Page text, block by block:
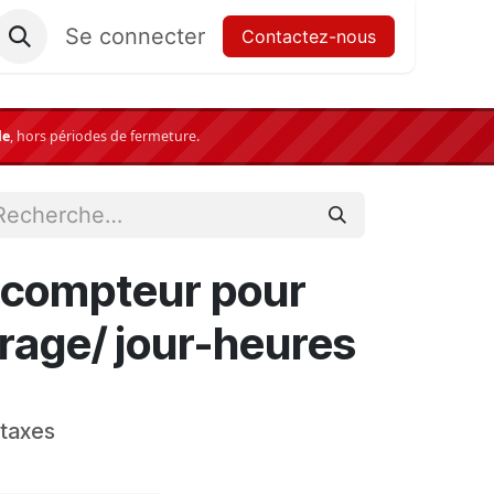
Se connecter Contactez-nous
, hors périodes de fermeture.
pour
jour-heures